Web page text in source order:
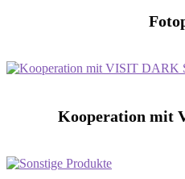
Kooperation mit